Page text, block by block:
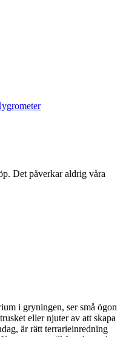
Det påverkar aldrig våra
i gryningen, ser små ögon
eller njuter av att skapa
är rätt terrarieinredning